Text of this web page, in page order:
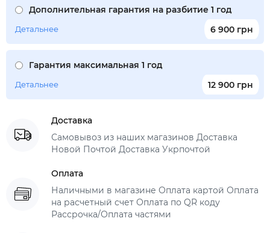
Дополнительная гарантия на разбитие 1 год
6 900 грн
Детальнее
Гарантия максимальная 1 год
12 900 грн
Детальнее
Доставка
Самовывоз из наших магазинов Доставка
Новой Почтой Доставка Укрпочтой
Оплата
Наличными в магазине Оплата картой Оплата
на расчетный счет Оплата по QR коду
Рассрочка/Оплата частями